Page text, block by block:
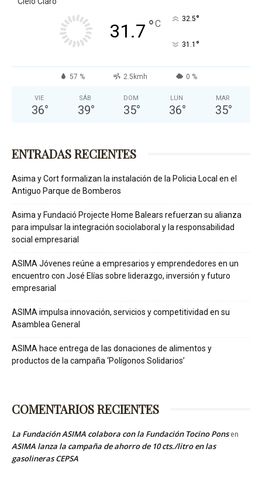
31.7 °C 32.5°
31.1 °
57 % 2.5kmh 0 %
VIE
36°
SÁB
39°
DOM
35°
LUN
36°
MAR
35°
ENTRADAS RECIENTES
Asima y Cort formalizan la instalación de la Policia Local en el
Antiguo Parque de Bomberos
Asima y Fundació Projecte Home Balears refuerzan su alianza
para impulsar la integración sociolaboral y la responsabilidad
social empresarial
ASIMA Jóvenes reúne a empresarios y emprendedores en un
encuentro con José Elías sobre liderazgo, inversión y futuro
empresarial
ASIMA impulsa innovación, servicios y competitividad en su
Asamblea General
ASIMA hace entrega de las donaciones de alimentos y
productos de la campaña ‘Polígonos Solidarios’
COMENTARIOS RECIENTES
La Fundación ASIMA colabora con la Fundación Tocino Ponsen
ASIMA lanza la campaña de ahorro de 10 cts./litro en las
gasolineras CEPSA